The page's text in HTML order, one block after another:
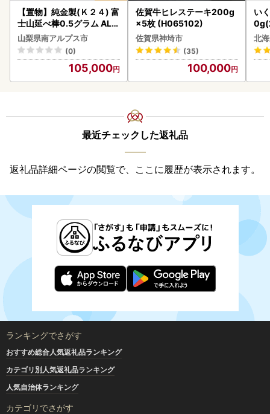
【置物】純金製(Ｋ２４) 富
士山延べ棒0.5グラム ALP
BK181
山梨県南アルプス市
(0)
105,000
佐賀牛ヒレステーキ200g
×5枚 (H065102)
佐賀県神埼市
(35)
100,000
い
2-
北
最近チェックした返礼品
返礼品詳細ページの閲覧で、ここに履歴が表示されます。
ランキングでさがす
おすすめ総合人気返礼品ランキング
カテゴリ別人気返礼品ランキング
人気自治体ランキング
カテゴリでさがす